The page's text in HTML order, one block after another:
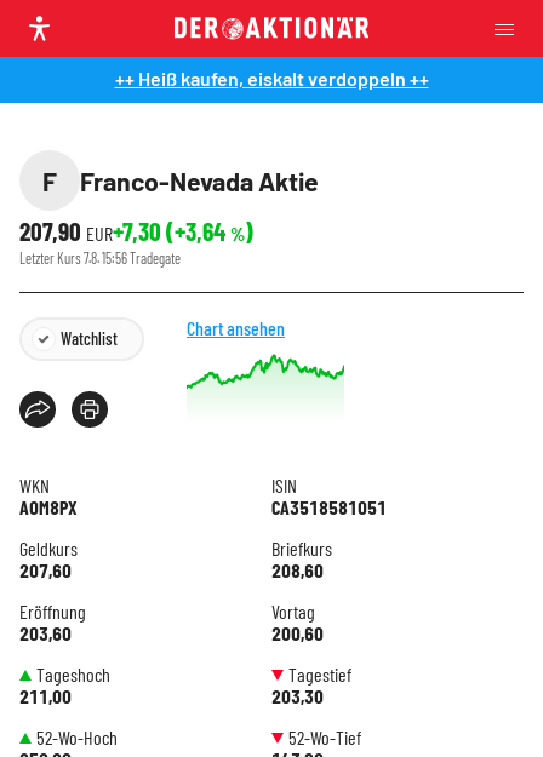
++ Heiß kaufen, eiskalt verdoppeln ++
F
Franco-Nevada Aktie
207,90 EUR+7,30 (+3,64 %)
Letzter Kurs7.8. 15:56Tradegate
Watchlist Chart ansehen
WKN
A0M8PX
ISIN
CA3518581051
Geldkurs
207,60
Briefkurs
208,60
Eröffnung
203,60
Vortag
200,60
Tageshoch
211,00
Tagestief
203,30
52-Wo-Hoch
52-Wo-Tief